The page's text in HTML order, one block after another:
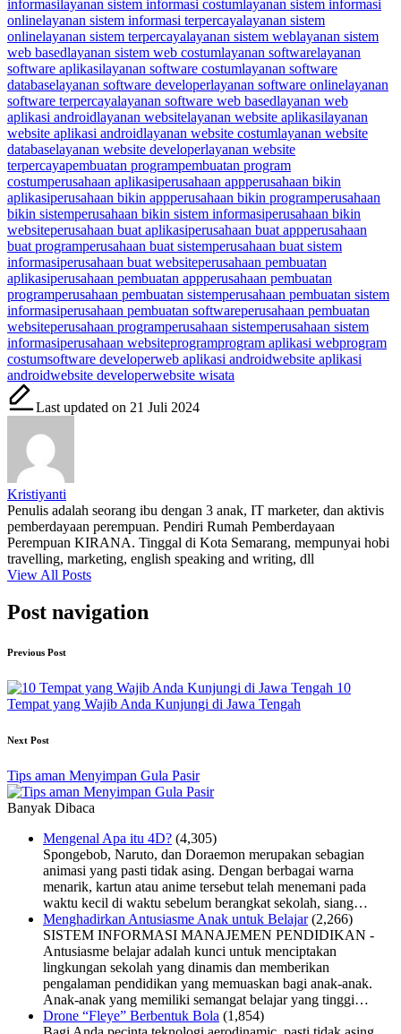
informasilayanan sistem informasi costumlayanan sistem informasi
onlinelayanan sistem informasi terpercayalayanan sistem
onlinelayanan sistem terpercayalayanan sistem weblayanan sistem
web basedlayanan sistem web costumlayanan softwarelayanan
software aplikasilayanan software costumlayanan software
databaselayanan software developerlayanan software onlinelayanan
software terpercayalayanan software web basedlayanan web
aplikasi androidlayanan websitelayanan website aplikasilayanan
website aplikasi androidlayanan website costumlayanan website
databaselayanan website developerlayanan website
terpercayapembuatan programpembuatan program
costumperusahaan aplikasiperusahaan appperusahaan bikin
aplikasiperusahaan bikin appperusahaan bikin programperusahaan
bikin sistemperusahaan bikin sistem informasiperusahaan bikin
websiteperusahaan buat aplikasiperusahaan buat appperusahaan
buat programperusahaan buat sistemperusahaan buat sistem
informasiperusahaan buat websiteperusahaan pembuatan
aplikasiperusahaan pembuatan appperusahaan pembuatan
programperusahaan pembuatan sistemperusahaan pembuatan sistem
informasiperusahaan pembuatan softwareperusahaan pembuatan
websiteperusahaan programperusahaan sistemperusahaan sistem
informasiperusahaan websiteprogramprogram aplikasi webprogram
costumsoftware developerweb aplikasi androidwebsite aplikasi
androidwebsite developerwebsite wisata
Last updated on 21 Juli 2024
Kristiyanti
Penulis adalah seorang ibu dengan 3 anak, IT marketer, dan aktivis
pemberdayaan perempuan. Pendiri Rumah Pemberdayaan
Perempuan KIRANA. Tinggal di Kota Semarang, mempunyai hobi
travelling, marketing, english speaking and writing, dll
View All Posts
Post navigation
Previous Post
10
Tempat yang Wajib Anda Kunjungi di Jawa Tengah
Next Post
Tips aman Menyimpan Gula Pasir
Banyak Dibaca
Mengenal Apa itu 4D? (4,305)
Spongebob, Naruto, dan Doraemon merupakan sebagian
animasi yang pasti tidak asing. Dengan berbagai warna
menarik, kartun atau anime tersebut telah menemani pada
waktu kecil di waktu sebelum berangkat sekolah, siang…
Menghadirkan Antusiasme Anak untuk Belajar (2,266)
SISTEM INFORMASI MANAJEMEN PENDIDIKAN -
Antusiasme belajar adalah kunci untuk menciptakan
lingkungan sekolah yang dinamis dan memberikan
pengalaman pendidikan yang memuaskan bagi anak-anak.
Anak-anak yang memiliki semangat belajar yang tinggi…
Drone “Fleye” Berbentuk Bola (1,854)